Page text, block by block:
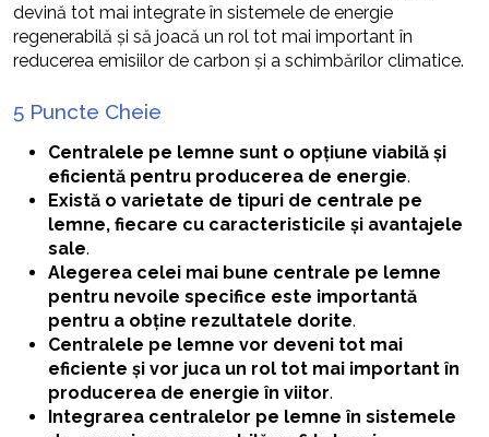
devină tot mai integrate în sistemele de energie
regenerabilă și să joacă un rol tot mai important în
reducerea emisiilor de carbon și a schimbărilor climatice.
5 Puncte Cheie
Centralele pe lemne sunt o opțiune viabilă și
eficientă pentru producerea de energie.
Există o varietate de tipuri de centrale pe
lemne, fiecare cu caracteristicile și avantajele
sale.
Alegerea celei mai bune centrale pe lemne
pentru nevoile specifice este importantă
pentru a obține rezultatele dorite.
Centralele pe lemne vor deveni tot mai
eficiente și vor juca un rol tot mai important în
producerea de energie în viitor.
Integrarea centralelor pe lemne în sistemele